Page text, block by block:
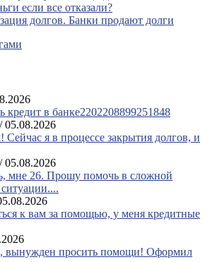
если все отказали?
долгов. Банки продают долги
кредит в банке2202208899251848
/05.08.2026
Сейчас я в процессе закрытия долгов, и
/05.08.2026
мне 26. Прошу помочь в сложной
к вам за помощью, у меня кредитные
вынужден просить помощи! Оформил